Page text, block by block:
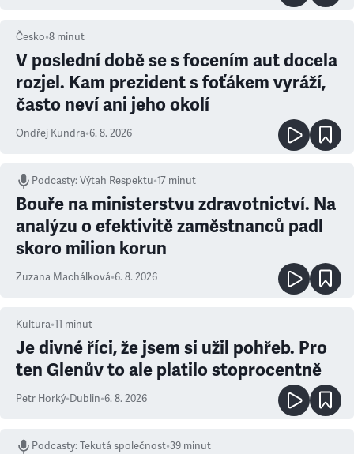
Česko•8 minut
V poslední době se s focením aut docela
rozjel. Kam prezident s foťákem vyráží,
často neví ani jeho okolí
Ondřej Kundra•6. 8. 2026
Podcasty:Výtah Respektu•17 minut
Bouře na ministerstvu zdravotnictví. Na
analýzu o efektivitě zaměstnanců padl
skoro milion korun
Zuzana Machálková•6. 8. 2026
Kultura•11 minut
Je divné říci, že jsem si užil pohřeb. Pro
ten Glenův to ale platilo stoprocentně
Petr Horký•Dublin•6. 8. 2026
Podcasty:Tekutá společnost•39 minut